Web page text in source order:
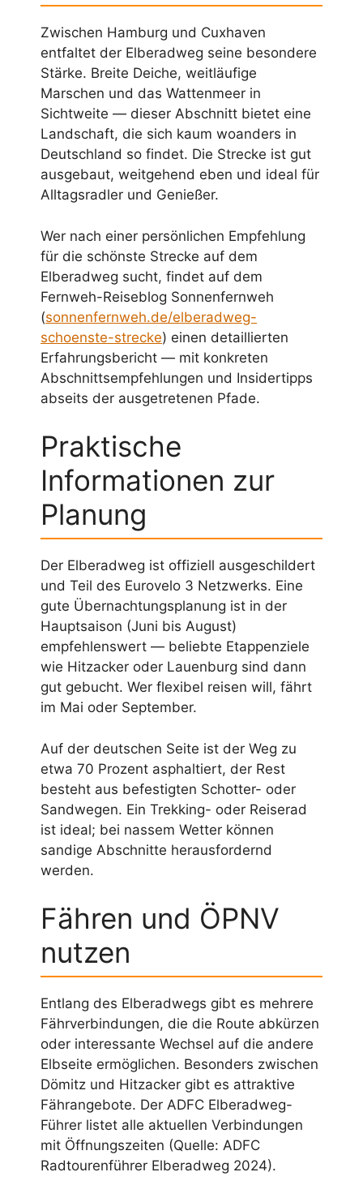
Zwischen Hamburg und Cuxhaven
entfaltet der Elberadweg seine besondere
Stärke. Breite Deiche, weitläufige
Marschen und das Wattenmeer in
Sichtweite — dieser Abschnitt bietet eine
Landschaft, die sich kaum woanders in
Deutschland so findet. Die Strecke ist gut
ausgebaut, weitgehend eben und ideal für
Alltagsradler und Genießer.
Wer nach einer persönlichen Empfehlung
für die schönste Strecke auf dem
Elberadweg sucht, findet auf dem
Fernweh-Reiseblog Sonnenfernweh
(sonnenfernweh.de/elberadweg-
schoenste-strecke) einen detaillierten
Erfahrungsbericht — mit konkreten
Abschnittsempfehlungen und Insidertipps
abseits der ausgetretenen Pfade.
Praktische
Informationen zur
Planung
Der Elberadweg ist offiziell ausgeschildert
und Teil des Eurovelo 3 Netzwerks. Eine
gute Übernachtungsplanung ist in der
Hauptsaison (Juni bis August)
empfehlenswert — beliebte Etappenziele
wie Hitzacker oder Lauenburg sind dann
gut gebucht. Wer flexibel reisen will, fährt
im Mai oder September.
Auf der deutschen Seite ist der Weg zu
etwa 70 Prozent asphaltiert, der Rest
besteht aus befestigten Schotter- oder
Sandwegen. Ein Trekking- oder Reiserad
ist ideal; bei nassem Wetter können
sandige Abschnitte herausfordernd
werden.
Fähren und ÖPNV
nutzen
Entlang des Elberadwegs gibt es mehrere
Fährverbindungen, die die Route abkürzen
oder interessante Wechsel auf die andere
Elbseite ermöglichen. Besonders zwischen
Dömitz und Hitzacker gibt es attraktive
Fährangebote. Der ADFC Elberadweg-
Führer listet alle aktuellen Verbindungen
mit Öffnungszeiten (Quelle: ADFC
Radtourenführer Elberadweg 2024).